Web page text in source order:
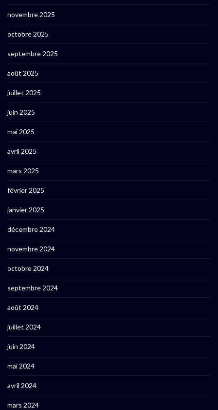
novembre 2025
octobre 2025
septembre 2025
août 2025
juillet 2025
juin 2025
mai 2025
avril 2025
mars 2025
février 2025
janvier 2025
décembre 2024
novembre 2024
octobre 2024
septembre 2024
août 2024
juillet 2024
juin 2024
mai 2024
avril 2024
mars 2024